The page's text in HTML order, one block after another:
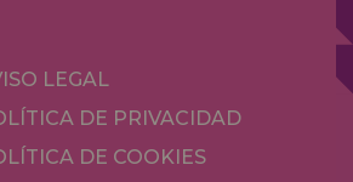
LEGAL
DE PRIVACIDAD
DE COOKIES